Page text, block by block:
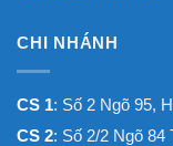
CHI NHÁNH
CS 1: Số 2 Ngõ 95,
CS 2: Số 2/2 Ngõ